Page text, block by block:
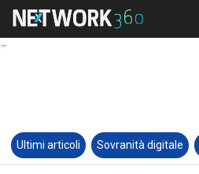
Ultimi articoli Sovranità digitale